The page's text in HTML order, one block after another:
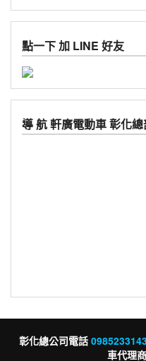
點一下 加 LINE 好友
導 航 軒廣電動車 彰化
彰化總公司電話
車代理